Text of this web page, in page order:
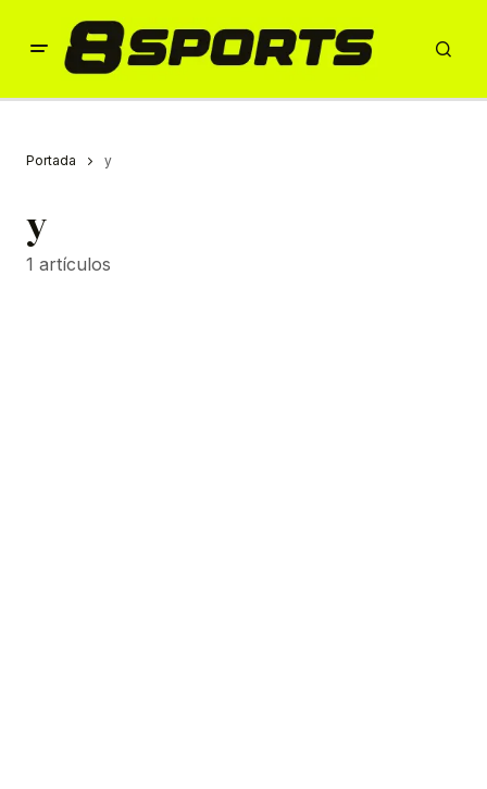
Portada y
y
1 artículos